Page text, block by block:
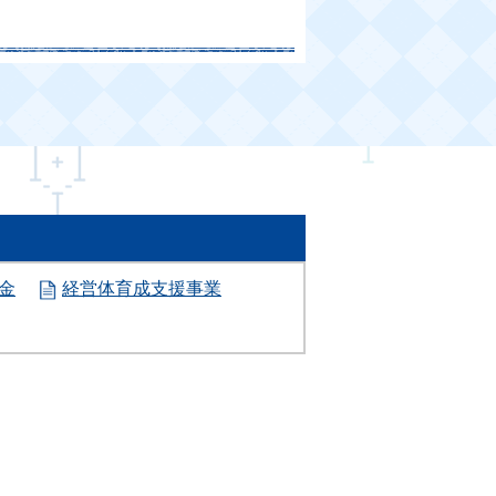
経営体育成支援事業